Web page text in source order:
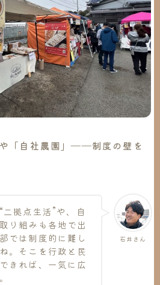
「自社農園」――制度の壁を
石井さん
拠点生活”や、自
り組みも各地で出
では制度的に難し
。そこを行政と民
きれば、一気に広